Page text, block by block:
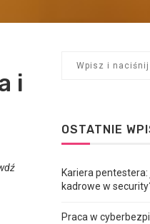
i
OSTATNIE
Kariera
kadrowe w
Praca w